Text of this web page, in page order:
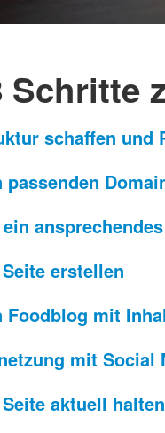
Schritte
schaffen und
erstellen
Foodblog mit
mit Social
aktuell halten